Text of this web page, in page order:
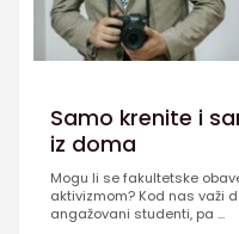
Samo krenite i
iz doma
Mogu li se fakultetske
aktivizmom? Kod nas važi
angažovani studenti, pa ...